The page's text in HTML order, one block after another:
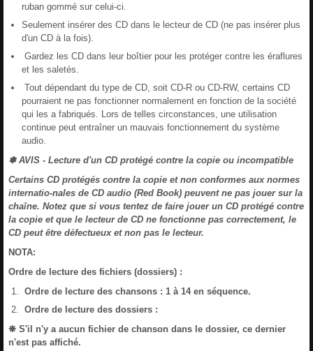
ruban gommé sur celui-ci.
Seulement insérer des CD dans le lecteur de CD (ne pas insérer plus
d'un CD à la fois).
Gardez les CD dans leur boîtier pour les protéger contre les éraflures
et les saletés.
Tout dépendant du type de CD, soit CD-R ou CD-RW, certains CD
pourraient ne pas fonctionner normalement en fonction de la société
qui les a fabriqués. Lors de telles circonstances, une utilisation
continue peut entraîner un mauvais fonctionnement du système
audio.
✽ AVIS - Lecture d'un CD protégé contre la copie ou incompatible
Certains CD protégés contre la copie et non conformes aux normes
internatio-nales de CD audio (Red Book) peuvent ne pas jouer sur la
chaîne. Notez que si vous tentez de faire jouer un CD protégé contre
la copie et que le lecteur de CD ne fonctionne pas correctement, le
CD peut être défectueux et non pas le lecteur.
NOTA:
Ordre de lecture des fichiers (dossiers) :
Ordre de lecture des chansons : 1 à 14 en séquence.
Ordre de lecture des dossiers :
❋ S'il n'y a aucun fichier de chanson dans le dossier, ce dernier
n'est pas affiché.